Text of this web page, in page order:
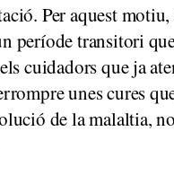
Per aquest
període transitori
cuidadors que ja
unes cures
de la malaltia,